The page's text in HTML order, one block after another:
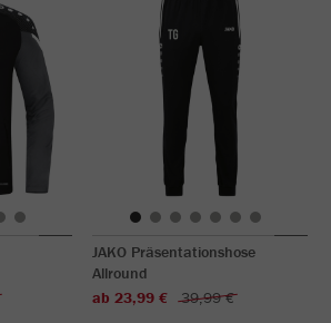
JAKO Präsentationshose
Allround
ab 23,99 €
39,99 €